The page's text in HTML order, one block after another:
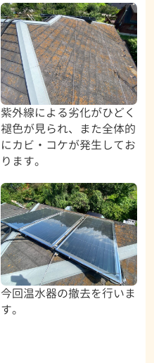
紫外線による劣化がひどく
褪色が見られ、また全体的
にカビ・コケが発生してお
ります。
今回温水器の撤去を行いま
す。